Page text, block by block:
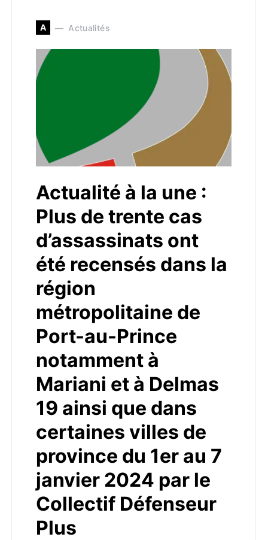
A Actualités
Actualité à la une :
Plus de trente cas
d’assassinats ont
été recensés dans la
région
métropolitaine de
Port-au-Prince
notamment à
Mariani et à Delmas
19 ainsi que dans
certaines villes de
province du 1er au 7
janvier 2024 par le
Collectif Défenseur
Plus